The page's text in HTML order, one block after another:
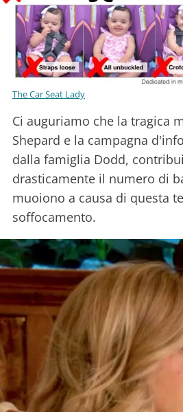
The Car Seat Lady
Ci auguriamo che la tragica
Shepard e la campagna
dalla famiglia Dodd,
drasticamente il numero di
muoiono a causa di questa
soffocamento.